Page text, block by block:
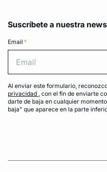
Suscríbete a nuestra
Email *
Al enviar este formulario,
privacidad , con el fin de enviarte
darte de baja en cualquier
baja" que aparece en la parte